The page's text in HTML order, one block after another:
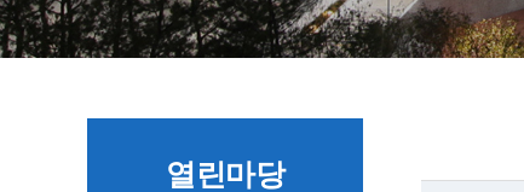
열린마당